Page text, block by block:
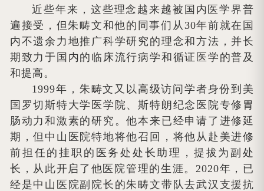
近些年来，这些理念越来越被国内医学界普
遍接受，但朱畴文和他的同事们从30年前就在国
内不遗余力地推广科学研究的理念和方法，并长
期致力于国内的临床流行病学和循证医学的普及
和提高。
1999年，朱畴文又以高级访问学者身份到美
国罗切斯特大学医学院、斯特朗纪念医院专修胃
肠动力和激素的研究。他本来已经申请了进修延
期，但中山医院特地将他召回，将他从赴美进修
前担任的挂职的医务处处长助理，提拔为副处
长，从此开启了他医院管理的生涯。2020年，已
经是中山医院副院长的朱畴文带队去武汉支援抗